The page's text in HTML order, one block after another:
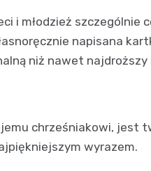
i młodzież szczególnie
napisana
niż nawet
chrześniakowi, jest
wyrazem.